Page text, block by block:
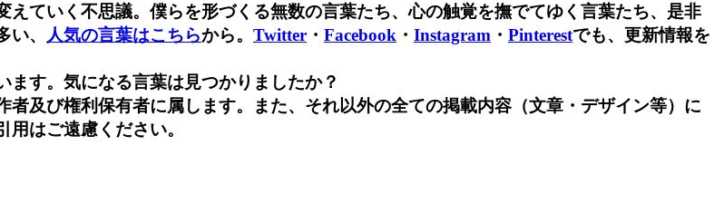
ていく不思議。僕らを形づくる無数の言葉たち、心の触覚を撫でてゆく言葉たち、是非
い、 人気の言葉はこちらから。 Twitter ・ Facebook ・ Instagram ・ Pinterestでも、更新情報を
す。気になる言葉は見つかりましたか？
及び権利保有者に属します。また、それ以外の全ての掲載内容（文章・デザイン等）に
はご遠慮ください。